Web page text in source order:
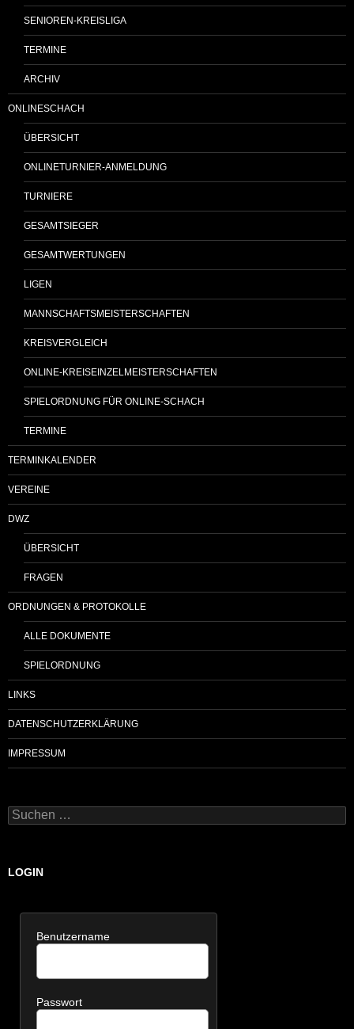
SENIOREN-KREISLIGA
TERMINE
ARCHIV
ONLINESCHACH
ÜBERSICHT
ONLINETURNIER-ANMELDUNG
TURNIERE
GESAMTSIEGER
GESAMTWERTUNGEN
LIGEN
MANNSCHAFTSMEISTERSCHAFTEN
KREISVERGLEICH
ONLINE-KREISEINZELMEISTERSCHAFTEN
SPIELORDNUNG FÜR ONLINE-SCHACH
TERMINE
TERMINKALENDER
VEREINE
DWZ
ÜBERSICHT
FRAGEN
ORDNUNGEN & PROTOKOLLE
ALLE DOKUMENTE
SPIELORDNUNG
LINKS
DATENSCHUTZERKLÄRUNG
IMPRESSUM
Suchen
nach:
LOGIN
Benutzername
Passwort